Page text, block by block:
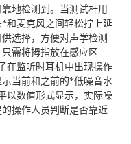
地检测到。当测试杆用
和麦克风之间轻松拧上延
选择，方便对声学检测
需将拇指放在感应区
在监听时耳机中出现操作
示当前和之前的*低噪音水
以数值形式显示，实际噪
操作人员判断是否靠近